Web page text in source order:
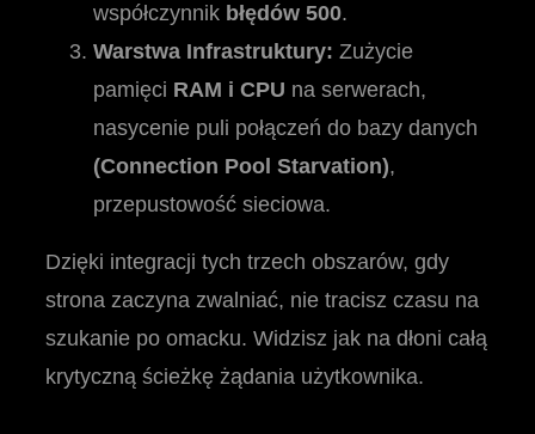
współczynnik błędów 500.
Warstwa Infrastruktury: Zużycie
pamięci RAM i CPU na serwerach,
nasycenie puli połączeń do bazy danych
(Connection Pool Starvation),
przepustowość sieciowa.
Dzięki integracji tych trzech obszarów, gdy
strona zaczyna zwalniać, nie tracisz czasu na
szukanie po omacku. Widzisz jak na dłoni całą
krytyczną ścieżkę żądania użytkownika.